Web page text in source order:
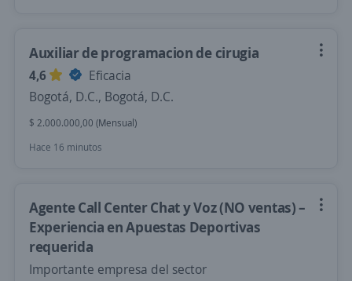
Auxiliar de programacion de cirugia
4,6
Eficacia
Bogotá, D.C., Bogotá, D.C.
$ 2.000.000,00 (Mensual)
Hace 16 minutos
Agente Call Center Chat y Voz (NO ventas) –
Experiencia en Apuestas Deportivas
requerida
Importante empresa del sector